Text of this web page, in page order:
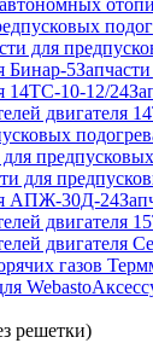
для
Бинар-5
14ТС-10-12/24
двигателя
для
АПЖ-30Д-24
двигателя
двигателя
газов
Webasto
решетки)